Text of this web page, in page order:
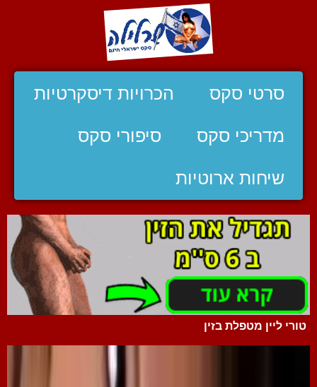
סרטי סקס הכרויות דיסקרטיות
מדריכי סקס סיפורי סקס
שיחות ארוטיות
טורי ליין מטפלת בזין